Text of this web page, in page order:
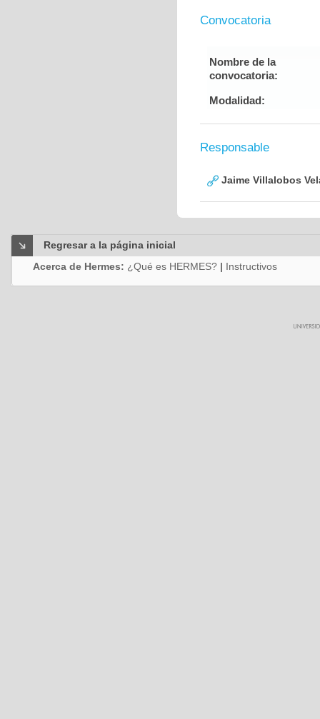
Convocatoria
Nombre de la
convocatoria:
Modalidad:
Responsable
Jaime Villalobos
Regresar a la página inicial
Acerca de Hermes: ¿Qué es HERMES? | Instructivos